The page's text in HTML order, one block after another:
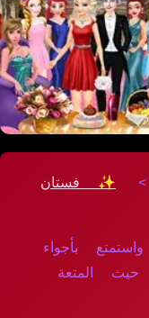
✨ فستان
بأجواء
المتعة